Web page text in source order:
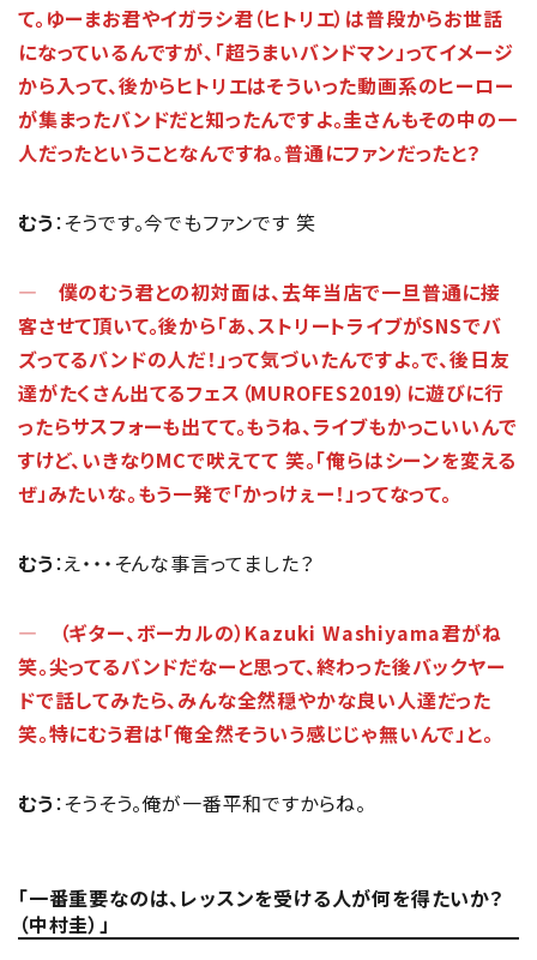
て。ゆーまお君やイガラシ君（ヒトリエ）は普段からお世話
になっているんですが、「超うまいバンドマン」ってイメージ
から入って、後からヒトリエはそういった動画系のヒーロー
が集まったバンドだと知ったんですよ。圭さんもその中の一
人だったということなんですね。普通にファンだったと？
むう：そうです。今でもファンです 笑
― 僕のむう君との初対面は、去年当店で一旦普通に接
客させて頂いて。後から「あ、ストリートライブがSNSでバ
ズってるバンドの人だ！」って気づいたんですよ。で、後日友
達がたくさん出てるフェス（MUROFES2019）に遊びに行
ったらサスフォーも出てて。もうね、ライブもかっこいいんで
すけど、いきなりMCで吠えてて 笑。「俺らはシーンを変える
ぜ」みたいな。もう一発で「かっけぇー！」ってなって。
むう：え・・・そんな事言ってました？
― （ギター、ボーカルの）Kazuki Washiyama君がね
笑。尖ってるバンドだなーと思って、終わった後バックヤー
ドで話してみたら、みんな全然穏やかな良い人達だった
笑。特にむう君は「俺全然そういう感じじゃ無いんで」と。
むう：そうそう。俺が一番平和ですからね。
「一番重要なのは、レッスンを受ける人が何を得たいか？
（中村圭）」